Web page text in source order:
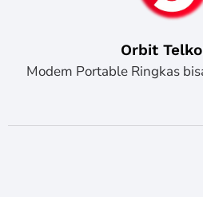
Orbit
Modem Portable Ringkas